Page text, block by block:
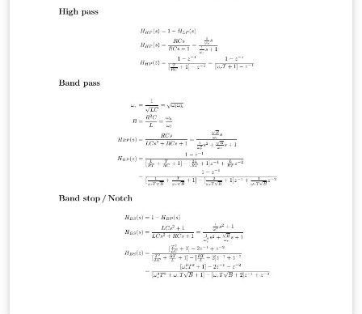
shek, estableció el Gobierno de la República de China
largo/alto de 3:2, consta de 4 cuadrantes: 3 con fondo
rojo y uno de color azul con una estrella de 12 puntas
con una relación puntas internas/puntas externas igual
a 2, rellena de color blanco y una circunferencia interna
con un grosor de 0,0125 veces el alto de la bandera. Su
diseño ha sido tomado de la página web
http://www.vexilla-mundi.com/taiwan_flag.html donde
figura su "hoja de construcción" y los colores para
sistemas informáticos proceden del archivo "flag.zip"
que se encuentra en la página en inglés de la
Presidencia de la República de China.